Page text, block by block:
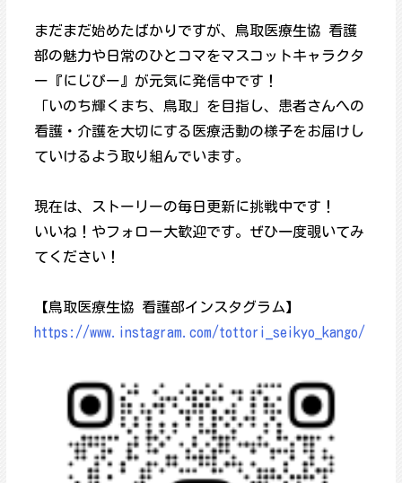
まだまだ始めたばかりですが、鳥取医療生協 看護
部の魅力や日常のひとコマをマスコットキャラクタ
ー『にじぴー』が元気に発信中です！
「いのち輝くまち、鳥取」を目指し、患者さんへの
看護・介護を大切にする医療活動の様子をお届けし
ていけるよう取り組んでいます。
現在は、ストーリーの毎日更新に挑戦中です！
いいね！やフォロー大歓迎です。ぜひ一度覗いてみ
てください！
【鳥取医療生協 看護部インスタグラム】
https://www.instagram.com/tottori_seikyo_kango/